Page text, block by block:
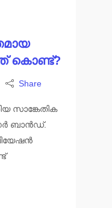
കൊണ്ട്?
Share
സാങ്കേതിക
ബാൻഡ്.